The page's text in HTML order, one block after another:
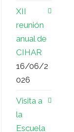
XII
reunión
anual de
CIHAR
16/06/2
026
Visita a
la
Escuela